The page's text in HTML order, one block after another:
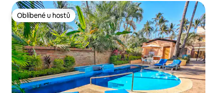
Oblíbené u hostů
Oblíbené u hostů